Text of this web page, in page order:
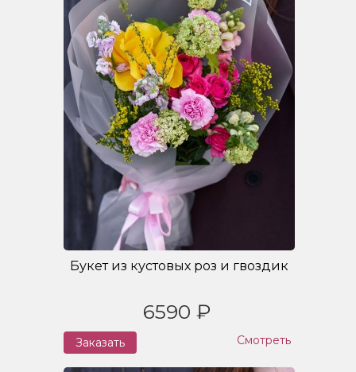
Букет из кустовых роз и гвоздик
6590 ₽
Заказать Смотреть